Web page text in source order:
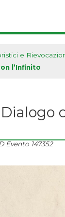
e
l’Infinito
Evento 147352